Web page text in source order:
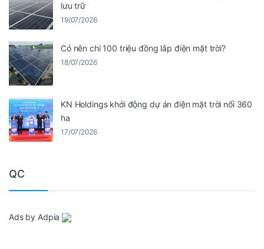
lưu trữ
19/07/2026
Có nên chi 100 triệu đồng lắp điện mặt trời?
18/07/2026
KN Holdings khởi động dự án điện mặt trời nổi 360
ha
17/07/2026
QC
Ads by Adpia